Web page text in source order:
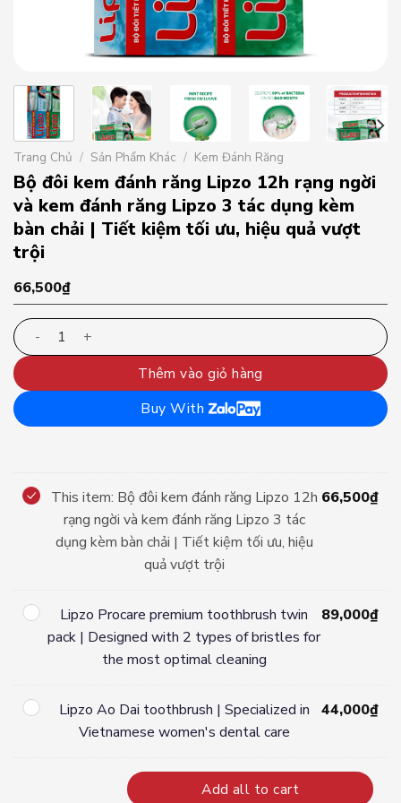
Trang Chủ / Sản Phẩm Khác / Kem Đánh Răng
Bộ đôi kem đánh răng Lipzo 12h rạng ngời
và kem đánh răng Lipzo 3 tác dụng kèm
bàn chải | Tiết kiệm tối ưu, hiệu quả vượt
trội
66,500₫
Bộ đôi kem đánh răng Lipzo 12h rạng ngời và kem đánh
Thêm vào giỏ hàng
Buy With
Bộ
đôi
kem
12h
rạng
kem
đánh
This item: Bộ đôi kem đánh răng Lipzo 12h
rạng ngời và kem đánh răng Lipzo 3 tác
dụng kèm bàn chải | Tiết kiệm tối ưu, hiệu
quả vượt trội
66,500₫
Lipzo
Procare
premium
pack
Lipzo Procare premium toothbrush twin
pack | Designed with 2 types of bristles for
the most optimal cleaning
89,000₫
Lipzo
Lipzo Ao Dai toothbrush | Specialized in
Vietnamese women's dental care
44,000₫
Add all to cart